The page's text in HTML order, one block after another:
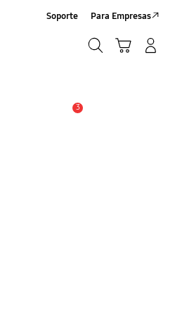
Soporte Para Empresas
3